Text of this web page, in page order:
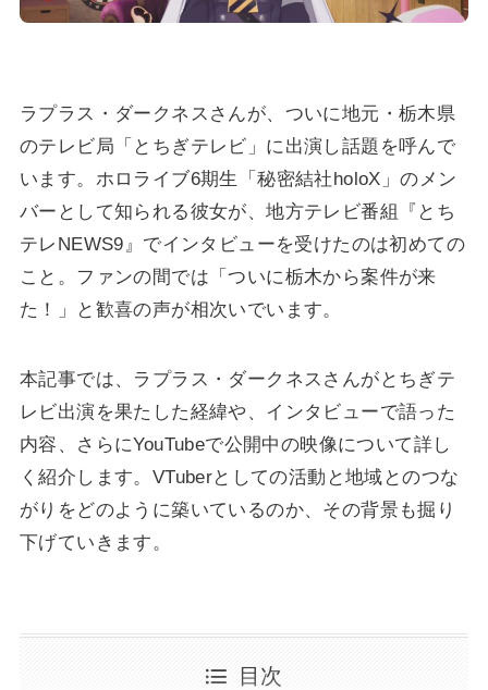
ラプラス・ダークネスさんが、ついに地元・栃木県
のテレビ局「とちぎテレビ」に出演し話題を呼んで
います。ホロライブ6期生「秘密結社holoX」のメン
バーとして知られる彼女が、地方テレビ番組『とち
テレNEWS9』でインタビューを受けたのは初めての
こと。ファンの間では「ついに栃木から案件が来
た！」と歓喜の声が相次いでいます。
本記事では、ラプラス・ダークネスさんがとちぎテ
レビ出演を果たした経緯や、インタビューで語った
内容、さらにYouTubeで公開中の映像について詳し
く紹介します。VTuberとしての活動と地域とのつな
がりをどのように築いているのか、その背景も掘り
下げていきます。
目次